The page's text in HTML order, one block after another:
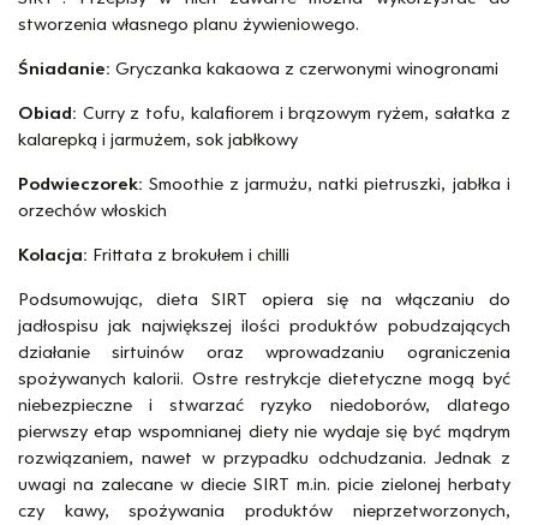
stworzenia własnego planu żywieniowego.
Śniadanie: Gryczanka kakaowa z czerwonymi winogronami
Obiad: Curry z tofu, kalafiorem i brązowym ryżem, sałatka z
kalarepką i jarmużem, sok jabłkowy
Podwieczorek:Smoothie z jarmużu, natki pietruszki, jabłka i
orzechów włoskich
Kolacja: Frittata z brokułem i chilli
Podsumowując, dieta SIRT opiera się na włączaniu do
jadłospisu jak największej ilości produktów pobudzających
działanie sirtuinów oraz wprowadzaniu ograniczenia
spożywanych kalorii. Ostre restrykcje dietetyczne mogą być
niebezpieczne i stwarzać ryzyko niedoborów, dlatego
pierwszy etap wspomnianej diety nie wydaje się być mądrym
rozwiązaniem, nawet w przypadku odchudzania. Jednak z
uwagi na zalecane w diecie SIRT m.in. picie zielonej herbaty
czy kawy, spożywania produktów nieprzetworzonych,